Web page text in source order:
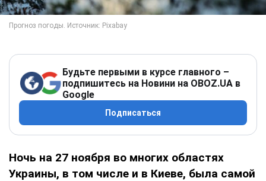
Будьте первыми в курсе главного –
подпишитесь на Новини на OBOZ.UA в
Google
Подписаться
Ночь на 27 ноября во многих областях
Украины, в том числе и в Киеве, была самой